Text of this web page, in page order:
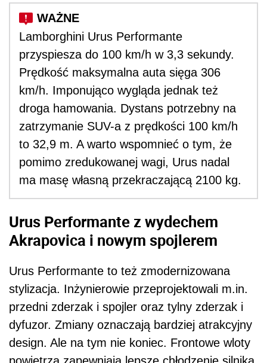
Lamborghini Urus Performante
przyspiesza do 100 km/h w 3,3 sekundy.
Prędkość maksymalna auta sięga 306
km/h. Imponująco wygląda jednak też
droga hamowania. Dystans potrzebny na
zatrzymanie SUV-a z prędkości 100 km/h
to 32,9 m. A warto wspomnieć o tym, że
pomimo zredukowanej wagi, Urus nadal
ma masę własną przekraczającą 2100 kg.
Urus Performante z wydechem
Akrapovica i nowym spojlerem
Urus Performante to też zmodernizowana
stylizacja. Inżynierowie przeprojektowali m.in.
przedni zderzak i spojler oraz tylny zderzak i
dyfuzor. Zmiany oznaczają bardziej atrakcyjny
design. Ale na tym nie koniec. Frontowe wloty